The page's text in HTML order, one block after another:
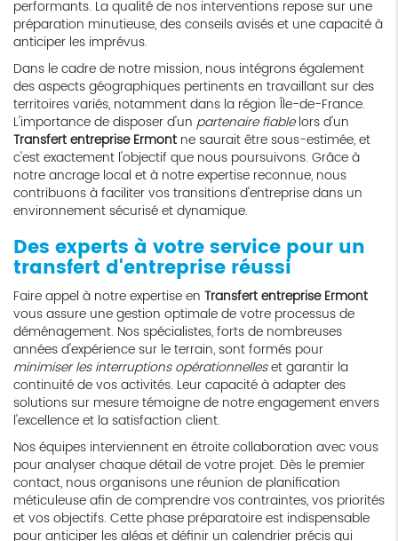
performants. La qualité de nos interventions repose sur une
préparation minutieuse, des conseils avisés et une capacité à
anticiper les imprévus.
Dans le cadre de notre mission, nous intégrons également
des aspects géographiques pertinents en travaillant sur des
territoires variés, notamment dans la région Île-de-France.
L'importance de disposer d'un partenaire fiablelors d'un
Transfert entreprise Ermont ne saurait être sous-estimée, et
c'est exactement l'objectif que nous poursuivons. Grâce à
notre ancrage local et à notre expertise reconnue, nous
contribuons à faciliter vos transitions d'entreprise dans un
environnement sécurisé et dynamique.
Des experts à votre service pour un
transfert d'entreprise réussi
Faire appel à notre expertise en Transfert entreprise Ermont
vous assure une gestion optimale de votre processus de
déménagement. Nos spécialistes, forts de nombreuses
années d'expérience sur le terrain, sont formés pour
minimiser les interruptions opérationnelleset garantir la
continuité de vos activités. Leur capacité à adapter des
solutions sur mesure témoigne de notre engagement envers
l'excellence et la satisfaction client.
Nos équipes interviennent en étroite collaboration avec vous
pour analyser chaque détail de votre projet. Dès le premier
contact, nous organisons une réunion de planification
méticuleuse afin de comprendre vos contraintes, vos priorités
et vos objectifs. Cette phase préparatoire est indispensable
pour anticiper les aléas et définir un calendrier précis qui